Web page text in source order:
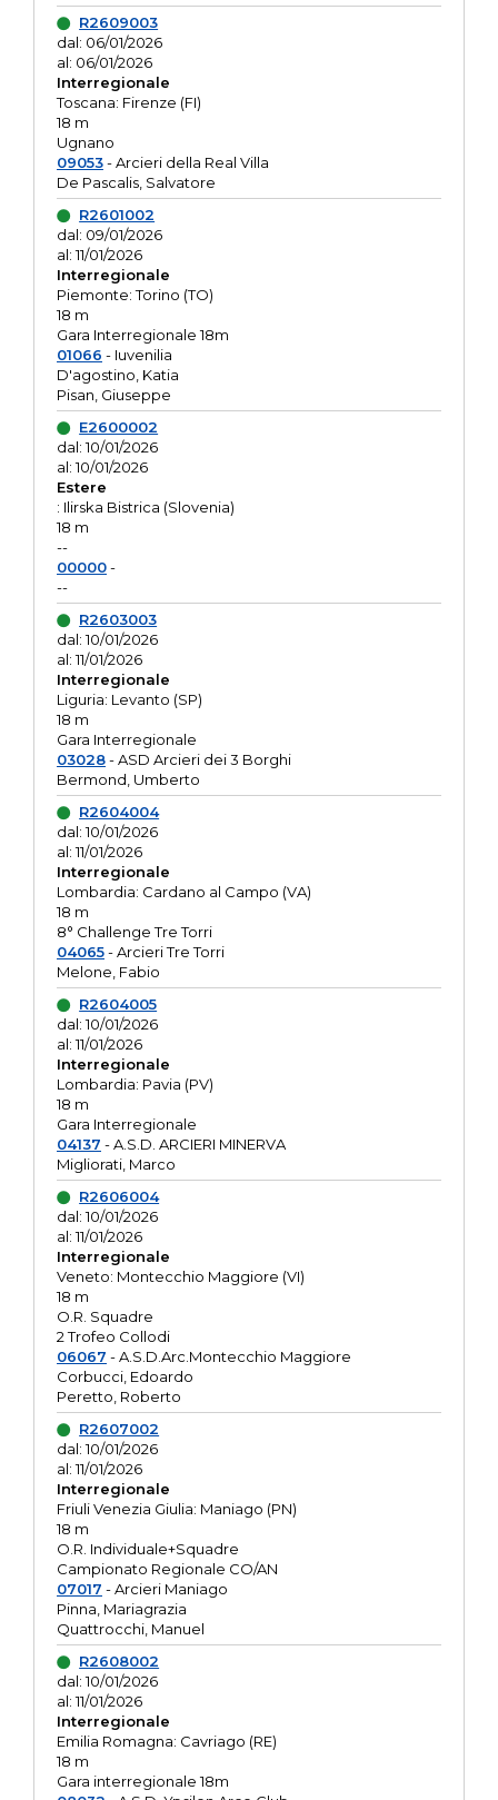
R2609003
dal: 06/01/2026
al: 06/01/2026
Interregionale
Toscana: Firenze (FI)
18 m
Ugnano
09053- Arcieri della Real Villa
De Pascalis, Salvatore
R2601002
dal: 09/01/2026
al: 11/01/2026
Interregionale
Piemonte: Torino (TO)
18 m
Gara Interregionale 18m
01066 - Iuvenilia
D'agostino, Katia
Pisan, Giuseppe
E2600002
dal: 10/01/2026
al: 10/01/2026
Estere
: Ilirska Bistrica (Slovenia)
18 m
--
00000-
--
R2603003
dal: 10/01/2026
al: 11/01/2026
Interregionale
Liguria: Levanto (SP)
18 m
Gara Interregionale
03028- ASD Arcieri dei 3 Borghi
Bermond, Umberto
R2604004
dal: 10/01/2026
al: 11/01/2026
Interregionale
Lombardia: Cardano al Campo (VA)
18 m
8° Challenge Tre Torri
04065- Arcieri Tre Torri
Melone, Fabio
R2604005
dal: 10/01/2026
al: 11/01/2026
Interregionale
Lombardia: Pavia (PV)
18 m
Gara Interregionale
04137 - A.S.D. ARCIERI MINERVA
Migliorati, Marco
R2606004
dal: 10/01/2026
al: 11/01/2026
Interregionale
Veneto: Montecchio Maggiore (VI)
18 m
O.R. Squadre
2 Trofeo Collodi
06067 - A.S.D.Arc.Montecchio Maggiore
Corbucci, Edoardo
Peretto, Roberto
R2607002
dal: 10/01/2026
al: 11/01/2026
Interregionale
Friuli Venezia Giulia: Maniago (PN)
18 m
O.R. Individuale+Squadre
Campionato Regionale CO/AN
07017 - Arcieri Maniago
Pinna, Mariagrazia
Quattrocchi, Manuel
R2608002
dal: 10/01/2026
al: 11/01/2026
Interregionale
Emilia Romagna: Cavriago (RE)
18 m
Gara interregionale 18m